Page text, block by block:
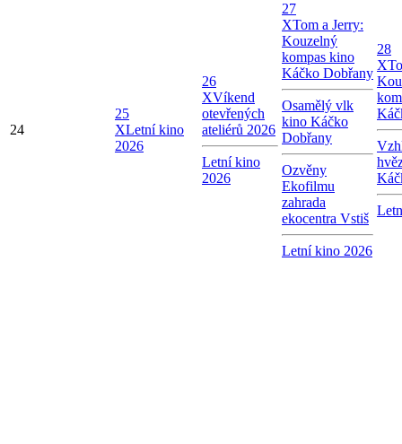
24
25
XLetní kino
2026
26
XVíkend
otevřených
ateliérů 2026
Letní kino
2026
27
XTom a Jerry:
Kouzelný
kompas kino
Káčko Dobřany
Osamělý vlk
kino Káčko
Dobřany
Ozvěny
Ekofilmu
zahrada
ekocentra Vstiš
Letní kino 2026
28
X